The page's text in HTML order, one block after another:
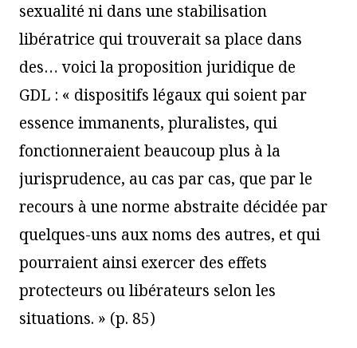
sexualité ni dans une stabilisation
libératrice qui trouverait sa place dans
des… voici la proposition juridique de
GDL : « dispositifs légaux qui soient par
essence immanents, pluralistes, qui
fonctionneraient beaucoup plus à la
jurisprudence, au cas par cas, que par le
recours à une norme abstraite décidée par
quelques-uns aux noms des autres, et qui
pourraient ainsi exercer des effets
protecteurs ou libérateurs selon les
situations. » (p. 85)